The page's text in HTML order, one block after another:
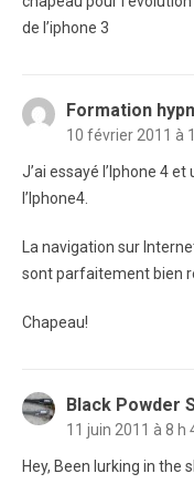
de l’iphone 3
Formation
10 février 2011 à
J’ai essayé l’Iphone 4
l’Iphone4.
La navigation sur
sont parfaitement bien
Chapeau!
Black Powder
11 juin 2011 à 8 h
Hey, Been lurking in the